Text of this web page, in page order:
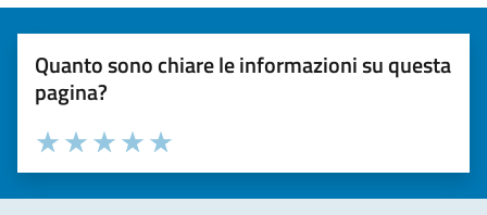
Quanto sono chiare le informazioni su questa
pagina?
Valuta la chiarezza delle informazioni (da 1 a 5 stelle)
Seleziona il numero di stelle per valutare la chiarezza delle
Valuta 5 stelle su 5
Valuta 4 stelle su 5
Valuta 3 stelle su 5
Valuta 2 stelle su 5
Valuta 1 stelle su 5